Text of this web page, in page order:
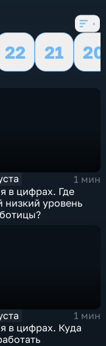
22 21
20
1 мин
в цифрах. Где
низкий уровень
1 мин
в цифрах. Куда